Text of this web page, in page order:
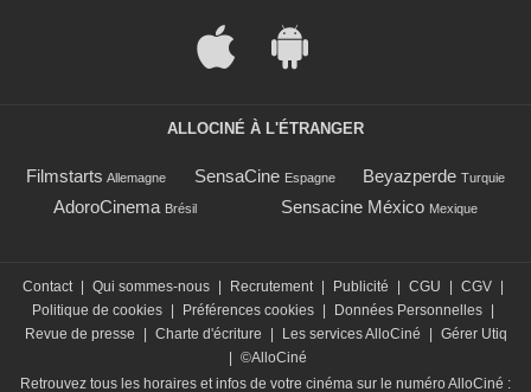
ALLOCINÉ À L'ÉTRANGER
Filmstarts Allemagne SensaCine Espagne Beyazperde Turquie
AdoroCinema Brésil Sensacine México Mexique
Contact Qui sommes-nous Recrutement Publicité CGU CGV
Politique de cookies
Préférences cookies Données Personnelles
Revue de presse
Charte d'écriture Les services AlloCiné
Gérer Utiq
©AlloCiné
Retrouvez tous les horaires et infos de votre cinéma sur le numéro AlloCiné :